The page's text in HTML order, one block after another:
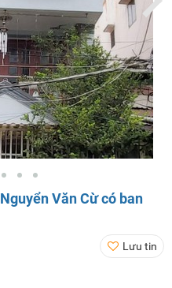
Văn Cừ có ban
Lưu tin